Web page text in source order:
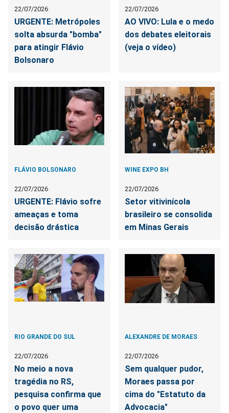
22/07/2026
URGENTE: Metrópoles
solta absurda "bomba"
para atingir Flávio
Bolsonaro
22/07/2026
AO VIVO: Lula e o medo
dos debates eleitorais
(veja o vídeo)
FLÁVIO BOLSONARO
22/07/2026
URGENTE: Flávio sofre
ameaças e toma
decisão drástica
WINE EXPO BH
22/07/2026
Setor vitivinícola
brasileiro se consolida
em Minas Gerais
RIO GRANDE DO SUL
22/07/2026
No meio a nova
tragédia no RS,
pesquisa confirma que
o povo quer uma
ALEXANDRE DE MORAES
22/07/2026
Sem qualquer pudor,
Moraes passa por
cima do "Estatuto da
Advocacia"